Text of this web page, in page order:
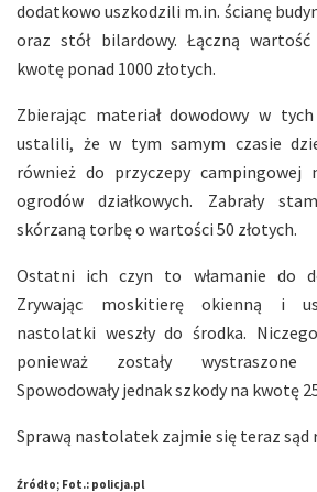
dodatkowo uszkodzili m.in. ścianę
oraz stół bilardowy. Łączną
kwotę ponad 1000 złotych.
Zbierając materiał dowodowy w
ustalili, że w tym samym czasie
również do przyczepy campingowej
ogrodów działkowych. Zabrały
skórzaną torbę o wartości 50 złotych.
Ostatni ich czyn to włamanie do
Zrywając moskitierę okienną i
nastolatki weszły do środka.
ponieważ zostały wystraszone
Spowodowały jednak szkody na kwotę
Sprawą nastolatek zajmie się teraz
Źródło; Fot.: policja.pl